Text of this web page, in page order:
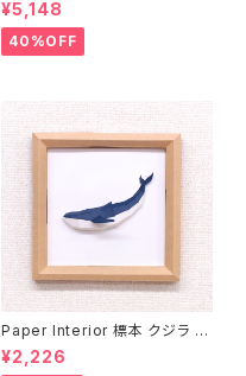
¥5,148
40%OFF
Paper Interior 標本 クジラ s
pecimen whale
¥2,226